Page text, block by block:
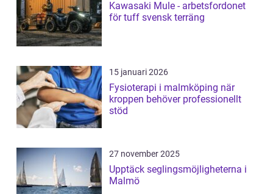
Kawasaki Mule - arbetsfordonet
för tuff svensk terräng
15 januari 2026
Fysioterapi i malmköping när
kroppen behöver professionellt
stöd
27 november 2025
Upptäck seglingsmöjligheterna i
Malmö